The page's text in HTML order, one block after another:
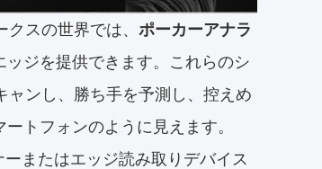
スの世界では、 ポーカーアナラ
ッジを提供できます。これらのシ
ャンし、勝ち手を予測し、控えめ
トフォンのように見えます。
またはエッジ読み取りデバイス